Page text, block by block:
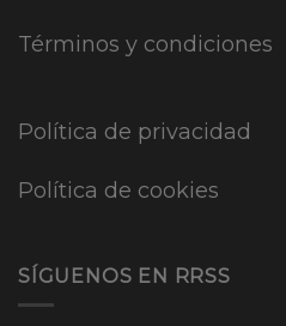
Términos y condiciones
Política de privacidad
Política de cookies
SÍGUENOS EN RRSS